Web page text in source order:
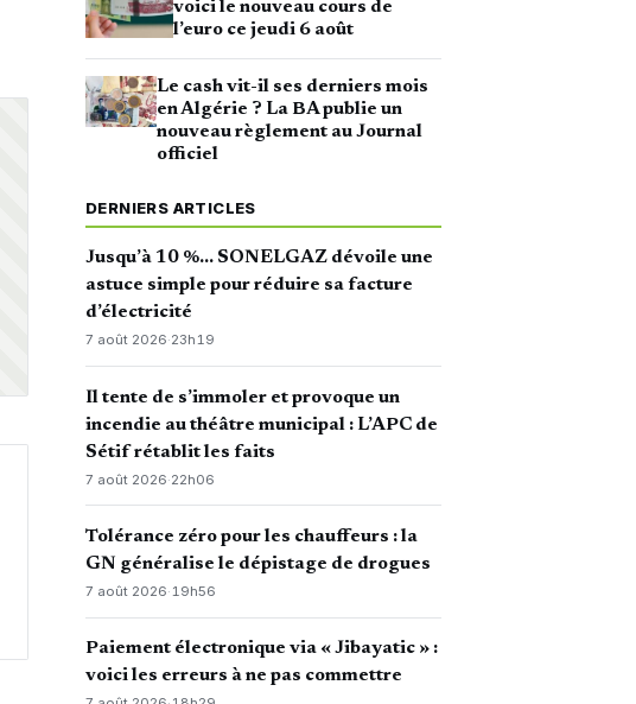
voici le nouveau cours de
l’euro ce jeudi 6 août
Le cash vit-il ses derniers mois
en Algérie ? La BA publie un
nouveau règlement au Journal
officiel
DERNIERS ARTICLES
Jusqu’à 10 %… SONELGAZ dévoile une
astuce simple pour réduire sa facture
d’électricité
7 août 2026·23h19
Il tente de s’immoler et provoque un
incendie au théâtre municipal : L’APC de
Sétif rétablit les faits
7 août 2026·22h06
Tolérance zéro pour les chauffeurs : la
GN généralise le dépistage de drogues
7 août 2026·19h56
Paiement électronique via « Jibayatic » :
voici les erreurs à ne pas commettre